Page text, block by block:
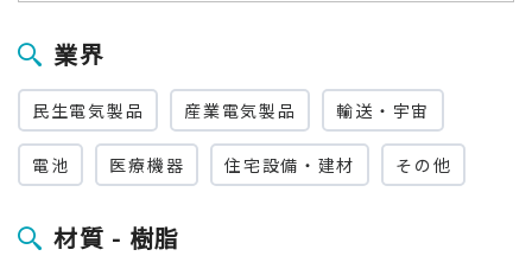
業界
民生電気製品 産業電気製品 輸送・宇宙
電池 医療機器 住宅設備・建材 その他
材質 - 樹脂